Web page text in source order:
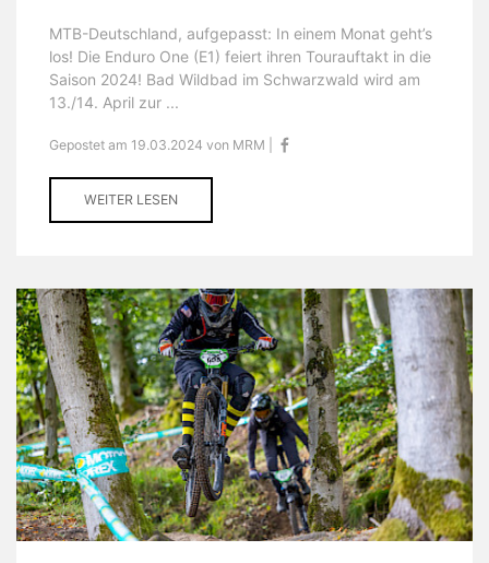
MTB-Deutschland, aufgepasst: In einem Monat geht’s
los! Die Enduro One (E1) feiert ihren Tourauftakt in die
Saison 2024! Bad Wildbad im Schwarzwald wird am
13./14. April zur ...
Gepostet am 19.03.2024 von MRM |
WEITER LESEN